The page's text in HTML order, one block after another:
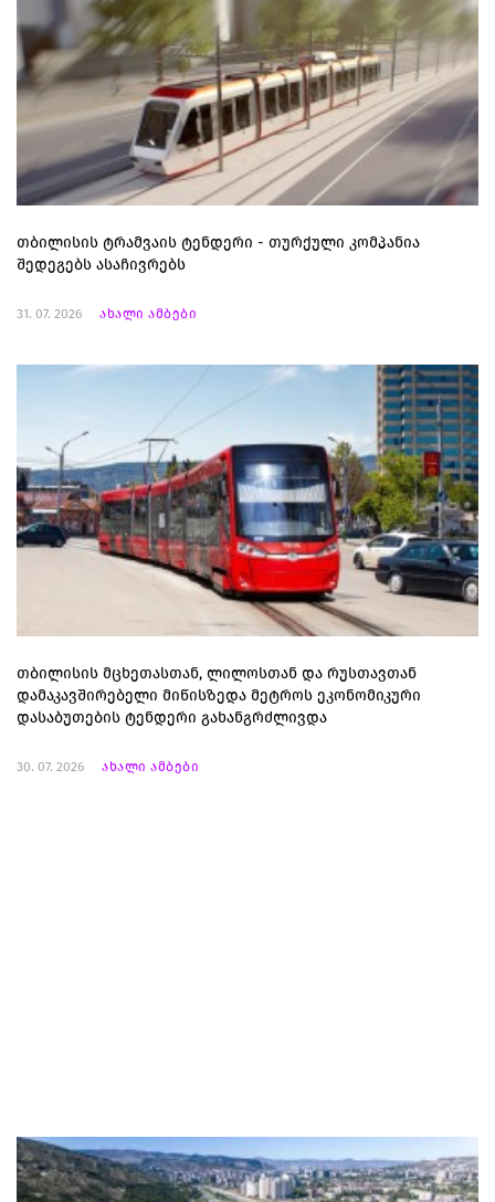
თბილისის ტრამვაის ტენდერი - თურქული კომპანია
შედეგებს ასაჩივრებს
31. 07. 2026 ახალი ამბები
თბილისის მცხეთასთან, ლილოსთან და რუსთავთან
დამაკავშირებელი მიწისზედა მეტროს ეკონომიკური
დასაბუთების ტენდერი გახანგრძლივდა
30. 07. 2026 ახალი ამბები